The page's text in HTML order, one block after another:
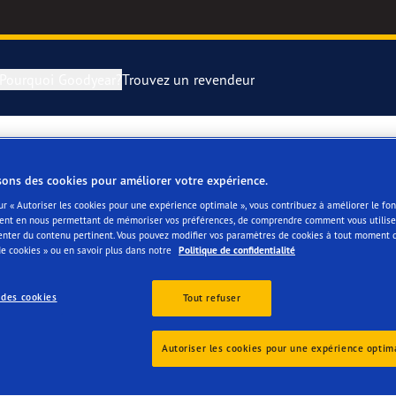
Pourquoi Goodyear?
F1 SuperSport
Performance 2
F1 Asymmetric 6
Trouvez un revendeur
BVBA
des cookies pour améliorer votre expérience.
« Autoriser les cookies pour une expérience optimale », vous contribuez à améliorer le
en nous permettant de mémoriser vos préférences, de comprendre comment vous
du contenu pertinent. Vous pouvez modifier vos paramètres de cookies à tout moment
cookies » ou en savoir plus dans notre Politique de confidentialité
cookies Tout refuser
Autoriser les cookies pour une expérience